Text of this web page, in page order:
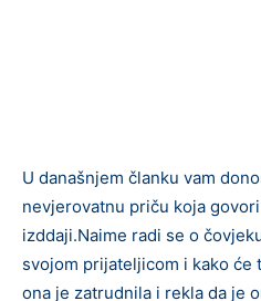
U današnjem članku vam
nevjerovatnu priču koja
izddaji.Naime radi se o
svojom prijateljicom i kako će
ona je zatrudnila i rekla da je